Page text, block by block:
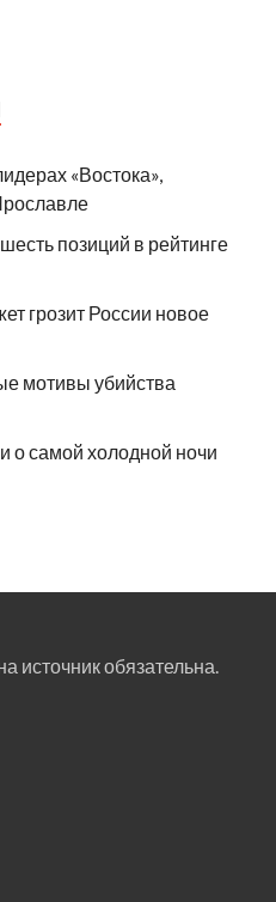
«Востока»,
позиций в рейтинге
грозит России новое
мотивы убийства
о самой холодной ночи
источник обязательна.